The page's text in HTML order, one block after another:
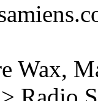
Wax,